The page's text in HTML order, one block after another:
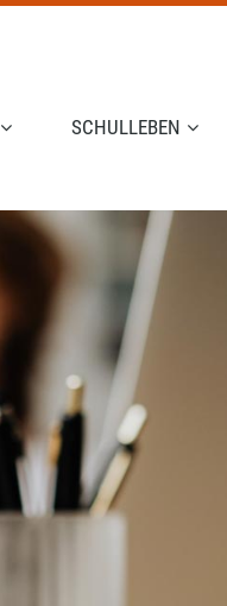
SCHULLEBEN